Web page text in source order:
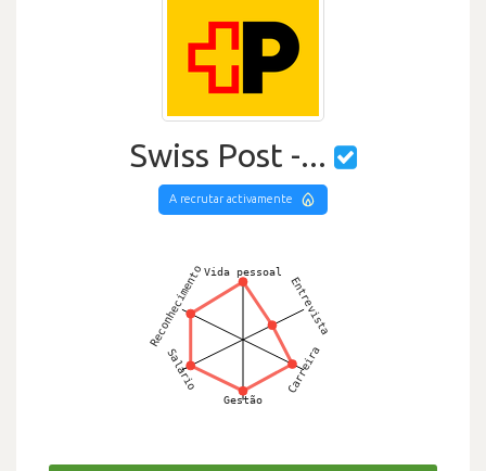
Swiss Post -...
A recrutar activamente